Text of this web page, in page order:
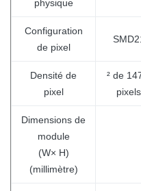
physique
Configuration
de pixel
Densité de
pixel
² de
Dimensions de
module
(W× H)
(millimètre)